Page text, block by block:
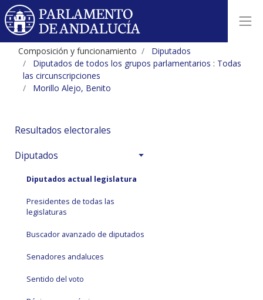
Composición y funcionamiento
Diputados
Diputados de todos los grupos parlamentarios : Todas
las circunscripciones
Morillo Alejo, Benito
Resultados electorales
Diputados
Diputados actual legislatura
Presidentes de todas las
legislaturas
Buscador avanzado de diputados
Senadores andaluces
Sentido del voto